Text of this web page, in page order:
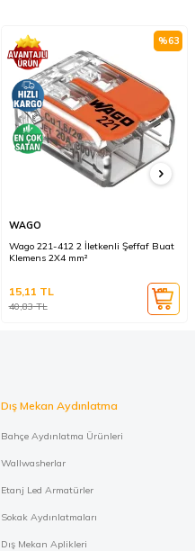
%63
WAGO
Wago 221-412 2 İletkenli Şeffaf Buat
Klemens 2X4 mm²
40,83TL
15,11 TL
Dış Mekan Aydınlatma
Bahçe Aydınlatma Ürünleri
Wallwasherlar
Etanj Led Armatürler
Sokak Aydınlatmaları
Dış Mekan Aplikleri